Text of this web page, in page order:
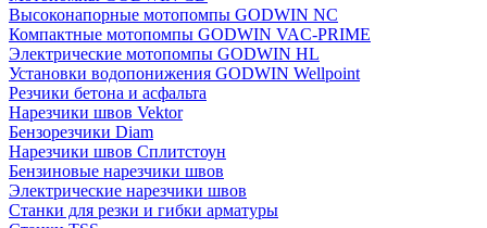
Высоконапорные мотопомпы GODWIN NC
Компактные мотопомпы GODWIN VAC-PRIME
Электрические мотопомпы GODWIN HL
Установки водопонижения GODWIN Wellpoint
Резчики бетона и асфальта
Нарезчики швов Vektor
Бензорезчики Diam
Нарезчики швов Сплитстоун
Бензиновые нарезчики швов
Электрические нарезчики швов
Станки для резки и гибки арматуры